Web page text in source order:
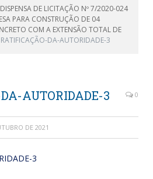
DISPENSA DE LICITAÇÃO Nº 7/2020-024
PARA CONSTRUÇÃO DE 04
COM A EXTENSÃO TOTAL DE
RATIFICAÇÃO-DA-AUTORIDADE-3
AUTORIDADE-3 0
DE 2021
3